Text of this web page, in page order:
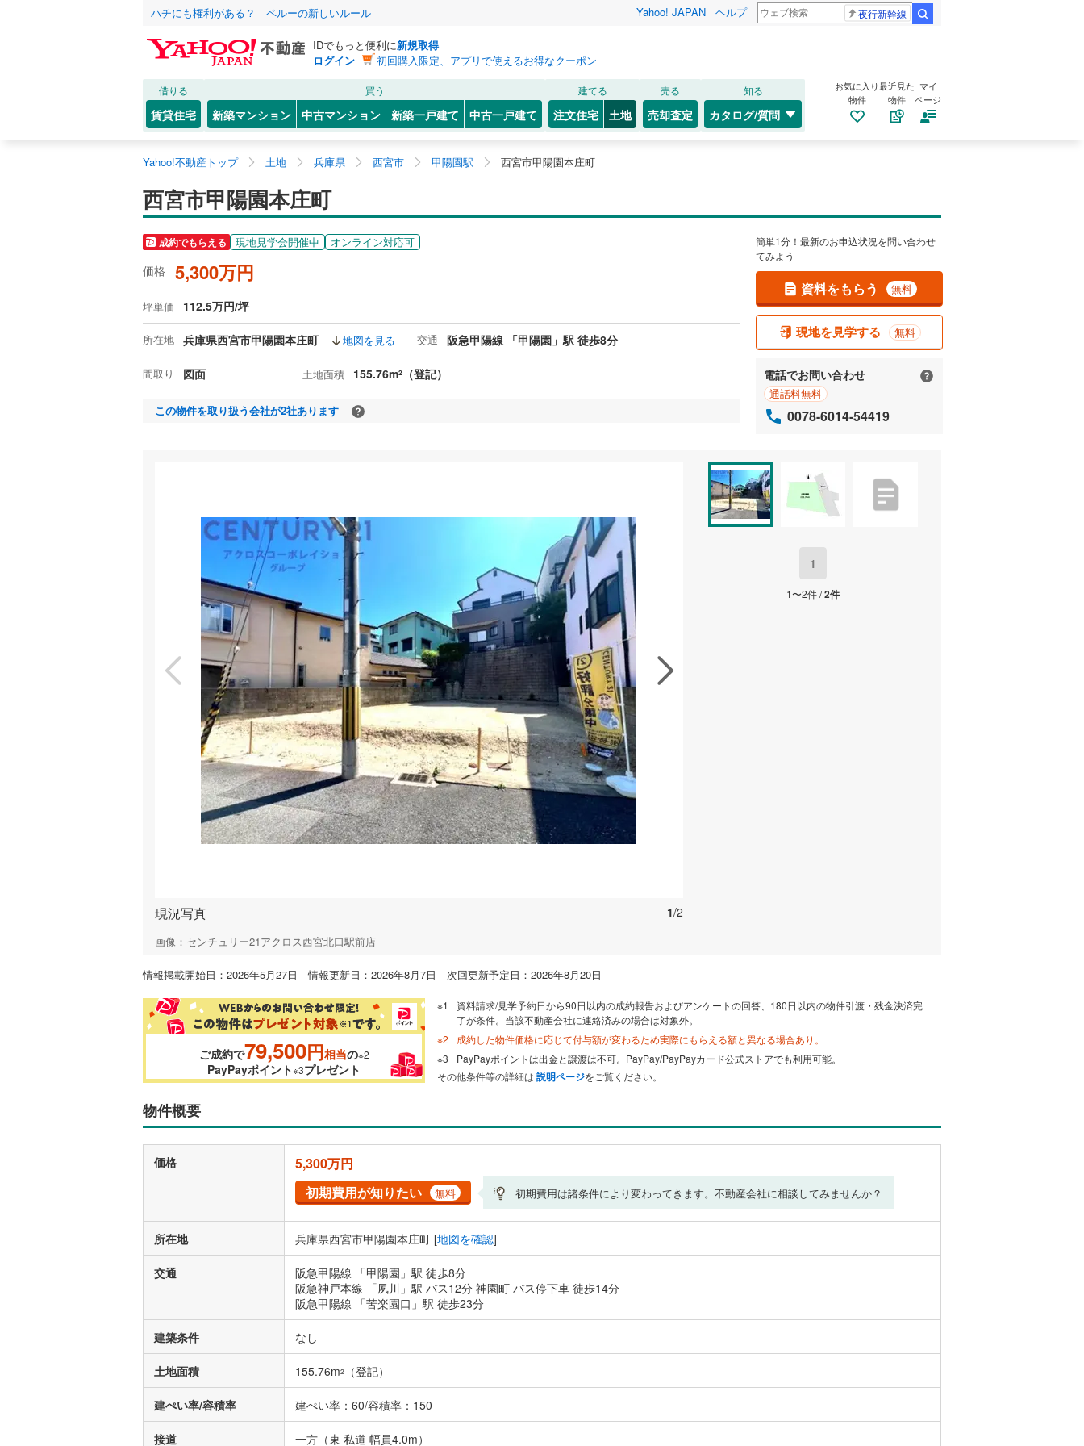
ハチにも権利がある？ ペルーの新しいルール Yahoo! JAPAN ヘルプ 夜行新幹線
IDでもっと便利に新規取得
ログイン
初回購入限定、アプリで使えるお得なクーポン
借りる
賃貸住宅
買う
新築マンション 中古マンション 新築一戸建て 中古一戸建て
建てる
注文住宅 土地
売る
売却査定
知る
カタログ/質問
お気に入り
物件
最近見た
物件
マイ
ページ
Yahoo!不動産トップ 土地 兵庫県 西宮市 甲陽園駅 西宮市甲陽園本庄町
西宮市甲陽園本庄町
成約でもらえる 現地見学会開催中 オンライン対応可
価格 5,300万円
坪単価 112.5万円/坪
所在地 兵庫県西宮市甲陽園本庄町 地図を見る 交通 阪急甲陽線 「甲陽園」駅 徒歩8分
間取り 図面 土地面積 155.76m2 （登記）
この物件を取り扱う会社が2社あります
簡単1分！最新のお申込状況を問い合わせ
てみよう
資料をもらう 無料
現地を見学する 無料
電話でお問い合わせ
通話料無料
0078-6014-54419
資料をもらう
現地を見学する 無料
特徴の似た物件を見る
お気に入りに追加する
1/2
現況写真
1
1〜2件 /2件
画像：センチュリー21アクロス西宮北口駅前店
情報掲載開始日：2026年5月27日 情報更新日：2026年8月7日 次回更新予定日：2026年8月20日
ご成約で79,500円相当の※2
PayPayポイント※3プレゼント
資料請求/見学予約日から90日以内の成約報告およびアンケートの回答、180日以内の物件引渡・残金決済完
了が条件。当該不動産会社に連絡済みの場合は対象外。
成約した物件価格に応じて付与額が変わるため実際にもらえる額と異なる場合あり。
PayPayポイントは出金と譲渡は不可。PayPay/PayPayカード公式ストアでも利用可能。
その他条件等の詳細は 説明ページをご覧ください。
物件概要
価格
5,300万円
初期費用が知りたい
無料 初期費用は諸条件により変わってきます。不動産会社に相談してみませんか？
所在地 兵庫県西宮市甲陽園本庄町 [地図を確認]
交通
阪急甲陽線 「甲陽園」駅 徒歩8分
阪急神戸本線 「夙川」駅 バス12分 神園町 バス停下車 徒歩14分
阪急甲陽線 「苦楽園口」駅 徒歩23分
建築条件 なし
土地面積 155.76m2 （登記）
建ぺい率/容積率 建ぺい率：60/容積率：150
接道 一方（東 私道 幅員4.0m）